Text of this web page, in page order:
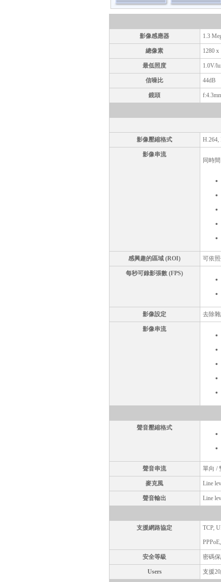
影像感應器 1.3
總像素 1280 x
最低照度 1.0V/
信噪比 44dB
鏡頭
影像壓縮格式 H.264,
影像串流
同時
感興趣的區域 (ROI) 可依
每秒可錄影張數 (FPS)
影像設定 去除
影像串流
聲音壓縮格式
聲音串流 單向 /
麥克風 Line
聲音輸出 Line
支援網路協定 TCP,
安全等級 密碼
Users 支援